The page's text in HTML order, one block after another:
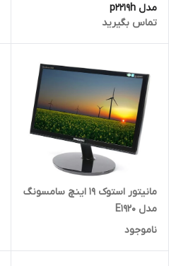
مدل p2219h
تماس بگیرید
مانیتور استوک 19 اینچ سامسونگ
مدل E1920
ناموجود